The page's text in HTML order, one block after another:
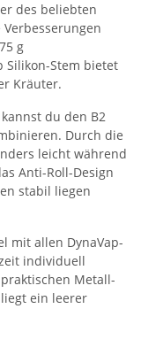
des beliebten
g
Silikon-Stem bietet
Kräuter.
du den B2
Durch die
leicht während
Anti-Roll-Design
stabil liegen
mit allen DynaVap-
individuell
Metall-
ein leerer